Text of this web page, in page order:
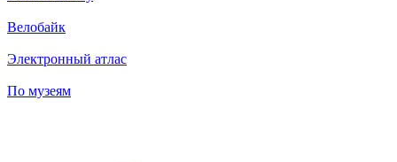
Велобайк
Электронный атлас
По музеям